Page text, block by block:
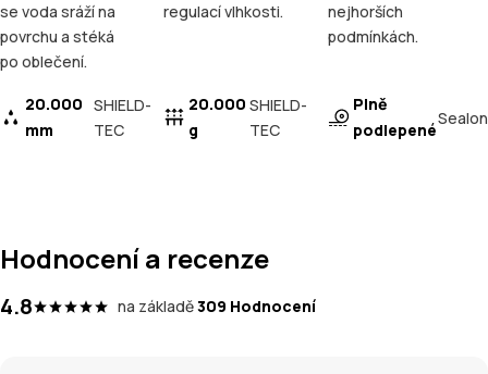
se voda sráží na
povrchu a stéká
po oblečení.
20.000
mm
SHIELD-
TEC
regulací vlhkosti.
20.000
g
SHIELD-
TEC
nejhorších
podmínkách.
Plně
podlepené
Sealon
Hodnocení a recenze
4.8 na základě309 Hodnocení